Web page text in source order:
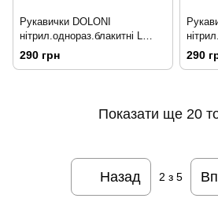
Рукавички DOLONI
нітрил.однораз.блакитні L
212180
290 грн
212257
290
Показати ще 20
Назад 2 з 5